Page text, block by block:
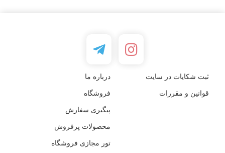
ثبت شکایات در سایت درباره ما
قوانین و مقررات فروشگاه
پیگیری سفارش
محصولات پرفروش
تور مجازی فروشگاه